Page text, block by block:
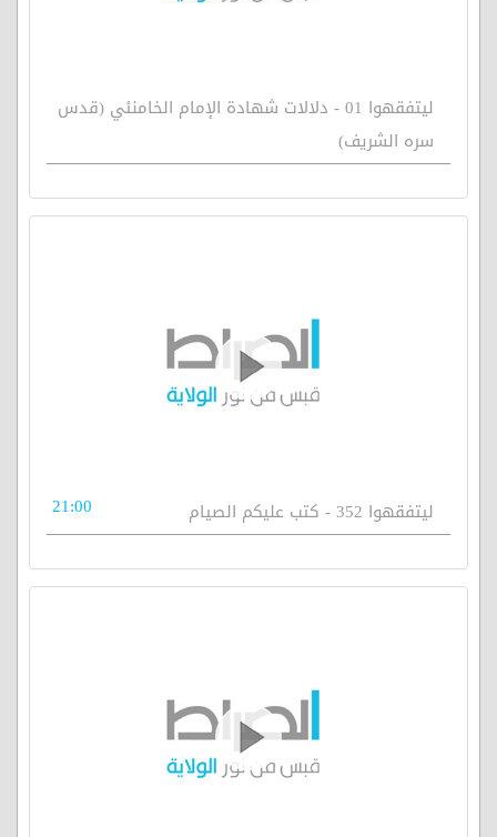
ليتفقهوا 01 - دلالات شهادة الإمام الخامنئي (قدس
سره الشريف)
ليتفقهوا 352 - كتب عليكم الصيام 21:00